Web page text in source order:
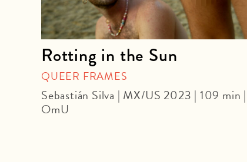
Rotting in the Sun
QUEER FRAMES
Sebastián Silva | MX/US 2023 | 109 min |
OmU